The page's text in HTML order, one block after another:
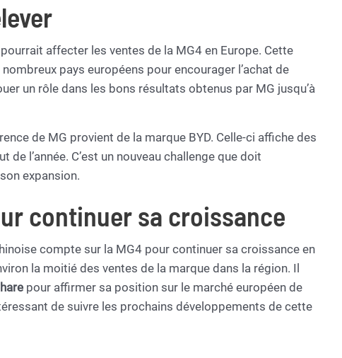
affecter les ventes de la MG4 en Europe. Cette
pays européens pour encourager l’achat de
un rôle dans les bons résultats obtenus par MG jusqu’à
de MG provient de la marque BYD. Celle-ci affiche des
l’année. C’est un nouveau challenge que doit
expansion.
continuer sa croissance
compte sur la MG4 pour continuer sa croissance en
la moitié des ventes de la marque dans la région. Il
pour affirmer sa position sur le marché européen de
de suivre les prochains développements de cette